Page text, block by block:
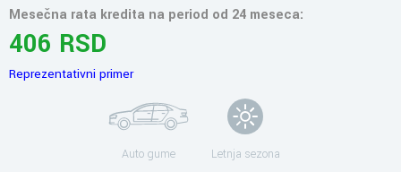
Mesečna rata kredita na period od 24 meseca:
406 RSD
Reprezentativni primer
Auto gume Letnja sezona